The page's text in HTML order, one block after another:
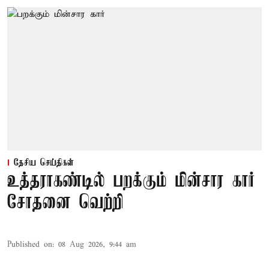
தேசிய செய்திகள்
உத்தராகண்டில் பறக்கும் மின்சார கார்
சோதனை வெற்றி
Published on: 08 Aug 2026, 9:44 am